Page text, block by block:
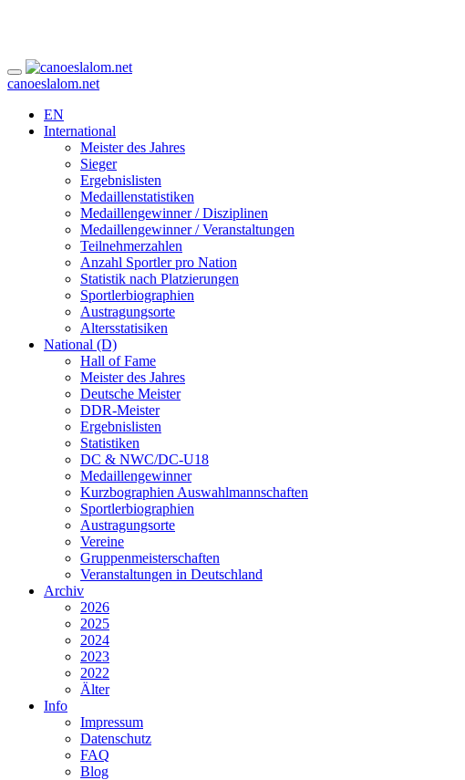
canoeslalom.net
EN
International
Meister des Jahres
Sieger
Ergebnislisten
Medaillenstatistiken
Medaillengewinner / Disziplinen
Medaillengewinner / Veranstaltungen
Teilnehmerzahlen
Anzahl Sportler pro Nation
Statistik nach Platzierungen
Sportlerbiographien
Austragungsorte
Altersstatisiken
National (D)
Hall of Fame
Meister des Jahres
Deutsche Meister
DDR-Meister
Ergebnislisten
Statistiken
DC & NWC/DC-U18
Medaillengewinner
Kurzbographien Auswahlmannschaften
Sportlerbiographien
Austragungsorte
Vereine
Gruppenmeisterschaften
Veranstaltungen in Deutschland
Archiv
2026
2025
2024
2023
2022
Älter
Info
Impressum
Datenschutz
FAQ
Blog